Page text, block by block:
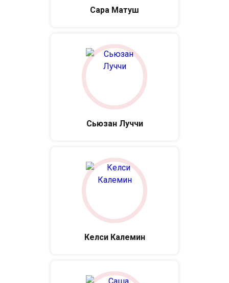
Сара Матуш
Сьюзан Луччи
Келси Калемин